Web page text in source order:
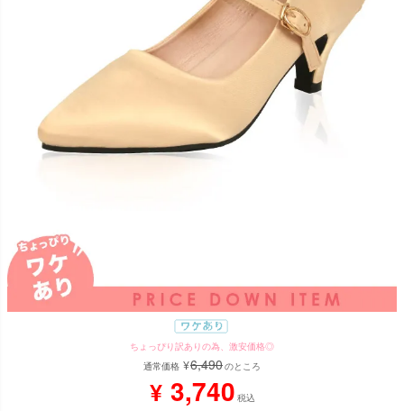
ちょっぴり訳ありの為、激安価格◎
通常価格 ¥6,490のところ
¥ 3,740 税込